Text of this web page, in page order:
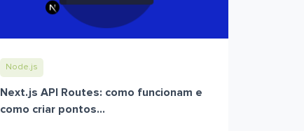
Node.js
Next.js API Routes: como funcionam e
como criar pontos...